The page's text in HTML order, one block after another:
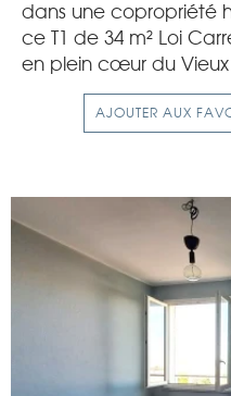
dans une copropriété
ce T1 de 34 m² Loi
en plein cœur du Vieux
AJOUTER AUX